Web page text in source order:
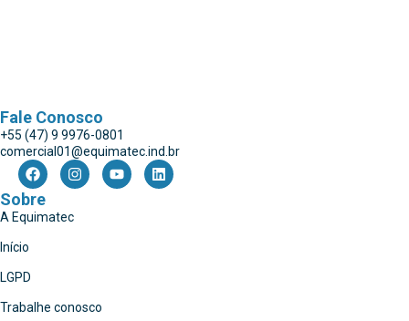
Fale Conosco
+55 (47) 9 9976-0801
comercial01@equimatec.ind.br
Sobre
A Equimatec
Início
LGPD
Trabalhe conosco